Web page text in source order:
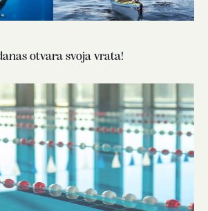
otvara svoja vrata!